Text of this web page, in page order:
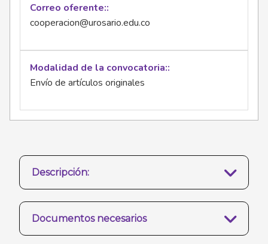
Correo oferente:
cooperacion@urosario.edu.co
Modalidad de la convocatoria:
Envío de artículos originales
Descripción:
Documentos necesarios